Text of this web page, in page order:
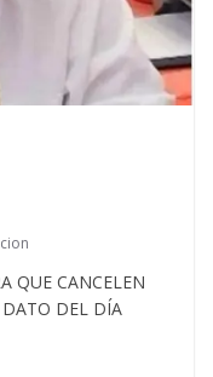
QUE CANCELEN
DATO DEL DÍA